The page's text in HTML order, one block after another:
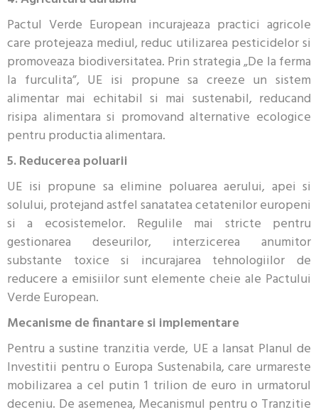
Pactul Verde European incurajeaza practici agricole
care protejeaza mediul, reduc utilizarea pesticidelor si
promoveaza biodiversitatea. Prin strategia „De la ferma
la furculita”, UE isi propune sa creeze un sistem
alimentar mai echitabil si mai sustenabil, reducand
risipa alimentara si promovand alternative ecologice
pentru productia alimentara.
5. Reducerea poluarii
UE isi propune sa elimine poluarea aerului, apei si
solului, protejand astfel sanatatea cetatenilor europeni
si a ecosistemelor. Regulile mai stricte pentru
gestionarea deseurilor, interzicerea anumitor
substante toxice si incurajarea tehnologiilor de
reducere a emisiilor sunt elemente cheie ale Pactului
Verde European.
Mecanisme de finantare si implementare
Pentru a sustine tranzitia verde, UE a lansat Planul de
Investitii pentru o Europa Sustenabila, care urmareste
mobilizarea a cel putin 1 trilion de euro in urmatorul
deceniu. De asemenea, Mecanismul pentru o Tranzitie